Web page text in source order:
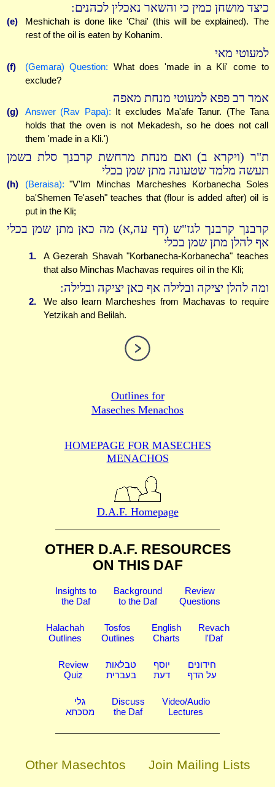
כיצד מושחן כמין כי והשאר נאכלין לכהנים:
(e)
Meshichah is done like 'Chai' (this will be explained). The
rest of the oil is eaten by Kohanim.
למעוטי מאי
(f) (Gemara) Question: What does 'made in a Kli' come to
exclude?
אמר רב פפא למעוטי מנחת מאפה
(g) Answer (Rav Papa): It excludes Ma'afe Tanur. (The Tana
holds that the oven is not Mekadesh, so he does not call
them 'made in a Kli.')
ת"ר (ויקרא ב) ואם מנחת מרחשת קרבנך סלת בשמן
תעשה מלמד שטעונה מתן שמן בכלי
(h) (Beraisa): "V'Im Minchas Marcheshes Korbanecha Soles
ba'Shemen Te'aseh" teaches that (flour is added after) oil is
put in the Kli;
קרבנך קרבנך לגז"ש (דף עה,א) מה כאן מתן שמן בכלי
אף להלן מתן שמן בכלי
1.
A Gezerah Shavah "Korbanecha-Korbanecha" teaches
that also Minchas Machavas requires oil in the Kli;
ומה להלן יציקה ובלילה אף כאן יציקה ובלילה:
2.
We also learn Marcheshes from Machavas to require
Yetzikah and Belilah.
Outlines for
Maseches Menachos
HOMEPAGE FOR MASECHES
MENACHOS
D.A.F. Homepage
OTHER D.A.F. RESOURCES
ON THIS DAF
Insights to
the Daf
Background
to the Daf
Review
Questions
Halachah
Outlines
Tosfos
Outlines
English
Charts
Revach
l'Daf
Review
Quiz
טבלאות
בעברית
יוסף
דעת
חידונים
על הדף
גלי
מסכתא
Discuss
the Daf
Video/Audio
Lectures
Other Masechtos
Join Mailing Lists